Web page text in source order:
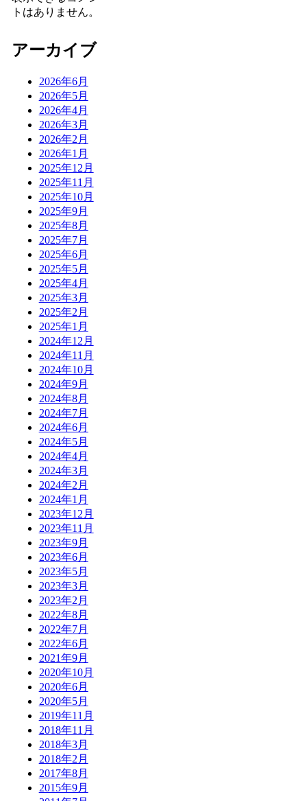
トはありません。
アーカイブ
2026年6月
2026年5月
2026年4月
2026年3月
2026年2月
2026年1月
2025年12月
2025年11月
2025年10月
2025年9月
2025年8月
2025年7月
2025年6月
2025年5月
2025年4月
2025年3月
2025年2月
2025年1月
2024年12月
2024年11月
2024年10月
2024年9月
2024年8月
2024年7月
2024年6月
2024年5月
2024年4月
2024年3月
2024年2月
2024年1月
2023年12月
2023年11月
2023年9月
2023年6月
2023年5月
2023年3月
2023年2月
2022年8月
2022年7月
2022年6月
2021年9月
2020年10月
2020年6月
2020年5月
2019年11月
2018年11月
2018年3月
2018年2月
2017年8月
2015年9月